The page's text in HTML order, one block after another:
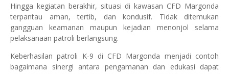
Hingga kegiatan berakhir, situasi di kawasan CFD Margonda
terpantau aman, tertib, dan kondusif. Tidak ditemukan
gangguan keamanan maupun kejadian menonjol selama
pelaksanaan patroli berlangsung.
Keberhasilan patroli K-9 di CFD Margonda menjadi contoh
bagaimana sinergi antara pengamanan dan edukasi dapat